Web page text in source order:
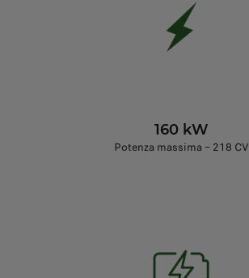
160 kW
Potenza massima – 218 CV